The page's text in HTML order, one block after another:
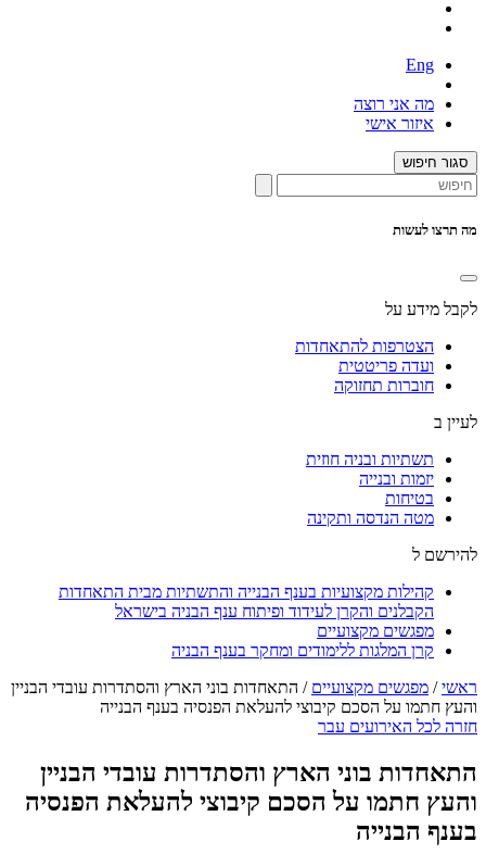
Eng
מה אני רוצה
איזור אישי
סגור חיפוש
מה תרצו לעשות
לקבל מידע על
הצטרפות להתאחדות
ועדה פריטטית
חוברות תחזוקה
לעיין ב
תשתיות ובניה חוזית
יזמות ובנייה
בטיחות
מטה הנדסה ותקינה
להירשם ל
קהילות מקצועיות בענף הבנייה והתשתיות מבית התאחדות
הקבלנים והקרן לעידוד ופיתוח ענף הבניה בישראל
מפגשים מקצועיים
קרן המלגות ללימודים ומחקר בענף הבניה
ראשי/ מפגשים מקצועיים / התאחדות בוני הארץ והסתדרות עובדי הבניין
והעץ חתמו על הסכם קיבוצי להעלאת הפנסיה בענף הבנייה
חזרה לכל האירועים עבר
התאחדות בוני הארץ והסתדרות עובדי הבניין
והעץ חתמו על הסכם קיבוצי להעלאת הפנסיה
בענף הבנייה